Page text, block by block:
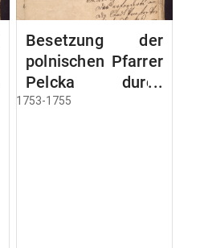
Besetzung der
polnischen Pfarrer
Pelcka durch
Roektor Rhode
1753-1755